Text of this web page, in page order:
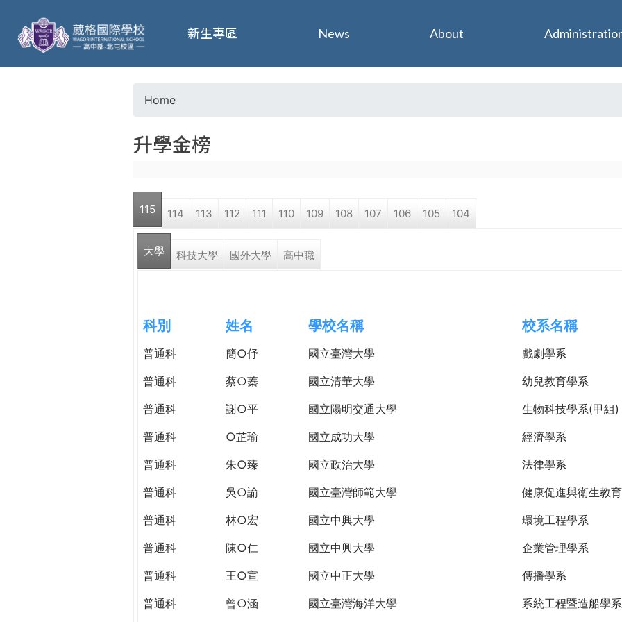
葳
格
o
u
a
r
h
e
r
Home
升學金榜
115 114 113 112 111 110 109 108 107 106 105 104
大學 科技大學 國外大學 高中職
科別 姓名 學校名稱 校系名稱
普通科 簡○伃 國立臺灣大學
戲劇學系
普通科
蔡○蓁 國立清華大學
幼兒教育學系
普通科
謝○平 國立陽明交通大學
生物科技學系(甲組)
普通科
○芷瑜 國立成功大學
經濟學系
普通科
朱○臻 國立政治大學
法律學系
普通科
吳○諭 國立臺灣師範大學
健康促進與衛生教
普通科
林○宏 國立中興大學
環境工程學系
普通科
陳○仁 國立中興大學
企業管理學系
普通科
王○宣 國立中正大學
傳播學系
普通科
曾○涵 國立臺灣海洋大學 系統工程暨造船學系
新生專區 News About